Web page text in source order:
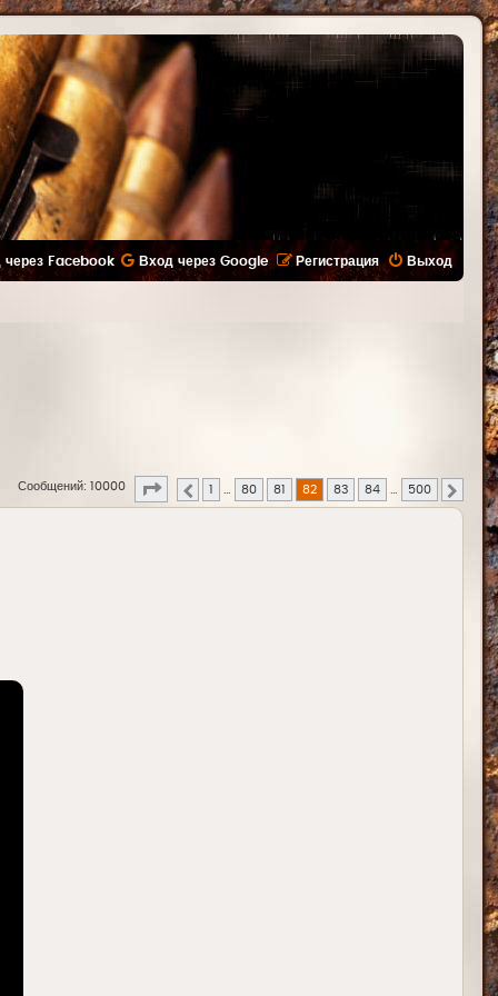
Выход
Регистрация
через Facebook Вход через Google
Сообщений: 10000 Страница из 500
1 80 81 82 83 84 500 След.